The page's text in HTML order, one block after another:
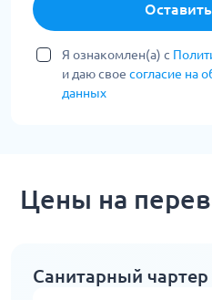
Я ознакомлен(а) с
и даю свое согласие на
данных
Цены на
Санитарный